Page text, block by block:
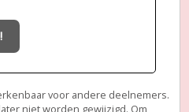
voor andere deelnemers.
niet worden gewijzigd. Om